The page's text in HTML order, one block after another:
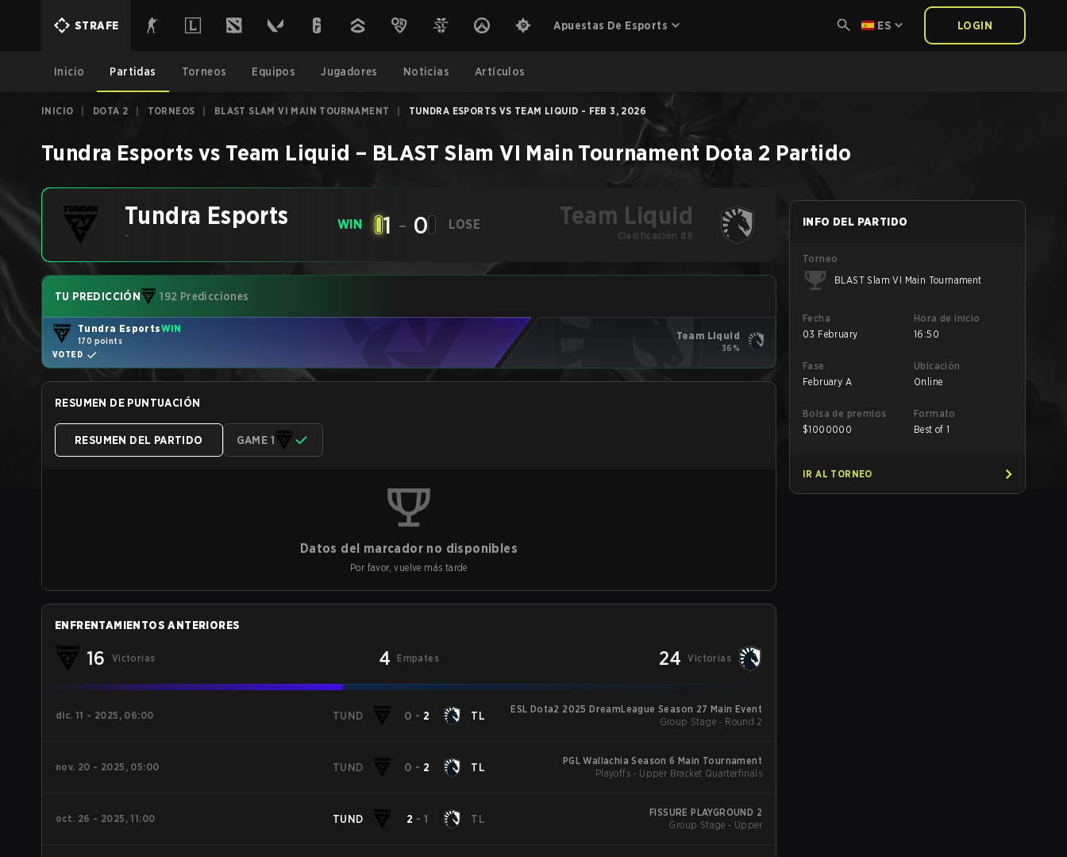
STRAFE Apuestas De Esports ES LOGIN
Inicio Partidas Torneos Equipos Jugadores Noticias Artículos
INICIO DOTA 2 TORNEOS BLAST SLAM VI MAIN TOURNAMENT TUNDRA ESPORTS VS TEAM LIQUID - FEB 3, 2026
Tundra Esports vs Team Liquid – BLAST Slam VI Main Tournament Dota 2 Partido
Tundra Esports
-
WIN 1 - 0 LOSE Team Liquid
Clasificación #6
TU PREDICCIÓN 192 Predicciones
Tundra EsportsWIN
170 points
VOTED
Team Liquid
36%
RESUMEN DE PUNTUACIÓN
RESUMEN DEL PARTIDO GAME 1
Datos del marcador no disponibles
Por favor, vuelve más tarde
ENFRENTAMIENTOS ANTERIORES
16 Victorias 4 Empates 24 Victorias
dic. 11 - 2025, 06:00 TUND 0 - 2 TL
ESL Dota2 2025 DreamLeague Season 27 Main Event
Group Stage - Round 2
nov. 20 - 2025, 05:00 TUND 0 - 2 TL
PGL Wallachia Season 6 Main Tournament
Playoffs - Upper Bracket Quarterfinals
oct. 26 - 2025, 11:00 TUND 2 - 1 TL
FISSURE PLAYGROUND 2
Group Stage - Upper
INFO DEL PARTIDO
Torneo
BLAST Slam VI Main Tournament
Fecha
03 February
Hora de inicio
16:50
Fase
February A
Ubicación
Online
Bolsa de premios
$1000000
Formato
Best of 1
IR AL TORNEO